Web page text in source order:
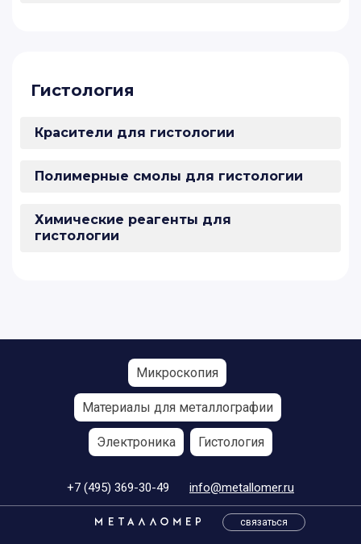
Гистология
Красители для гистологии
Полимерные смолы для гистологии
Химические реагенты для
гистологии
Микроскопия
Материалы для металлографии
Электроника Гистология
+7 (495) 369-30-49 info@metallomer.ru
связаться